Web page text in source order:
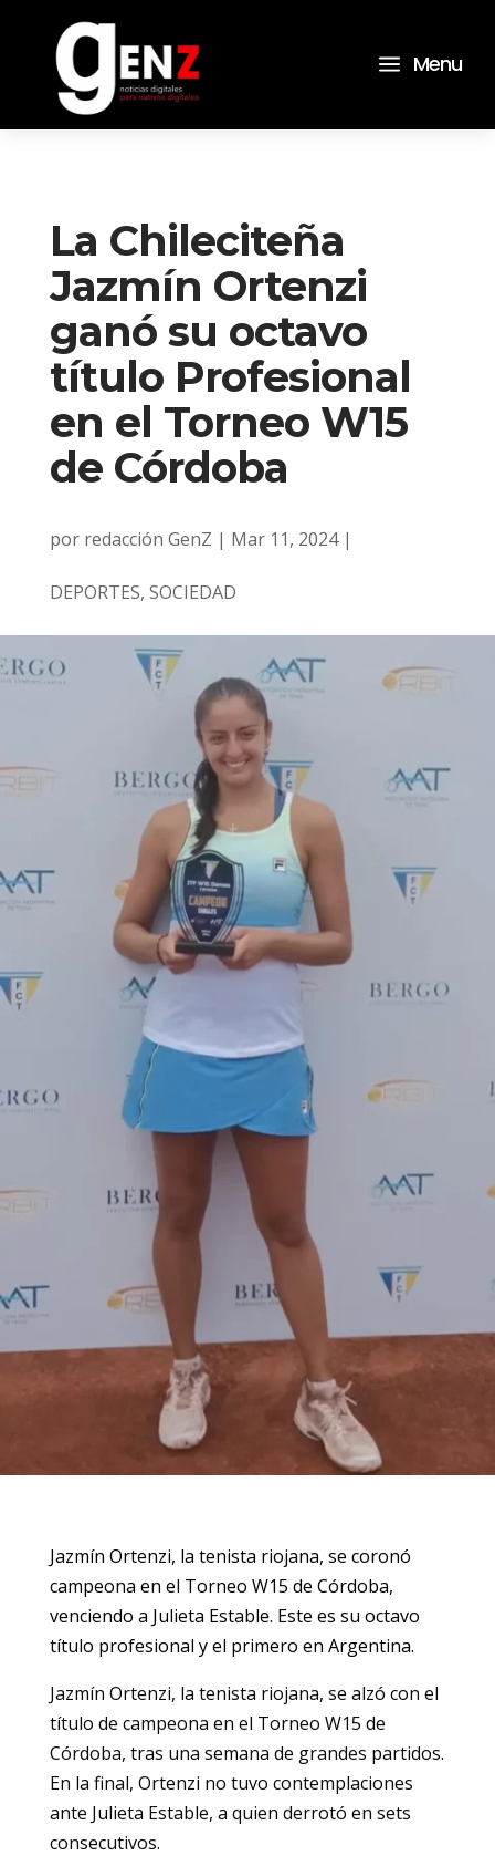
a Menu
La Chileciteña
Jazmín Ortenzi
ganó su octavo
título Profesional
en el Torneo W15
de Córdoba
por redacción GenZ | Mar 11, 2024|
DEPORTES, SOCIEDAD
Jazmín Ortenzi, la tenista riojana, se coronó
campeona en el Torneo W15 de Córdoba,
venciendo a Julieta Estable. Este es su octavo
título profesional y el primero en Argentina.
Jazmín Ortenzi, la tenista riojana, se alzó con el
título de campeona en el Torneo W15 de
Córdoba, tras una semana de grandes partidos.
En la final, Ortenzi no tuvo contemplaciones
ante Julieta Estable, a quien derrotó en sets
consecutivos.